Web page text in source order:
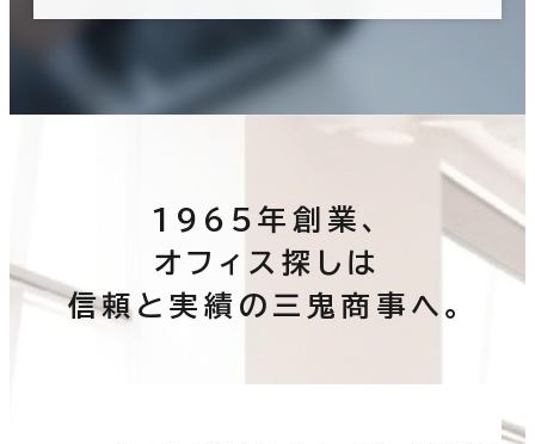
1965年創業、
オフィス探しは
信頼と実績の三鬼商事へ。